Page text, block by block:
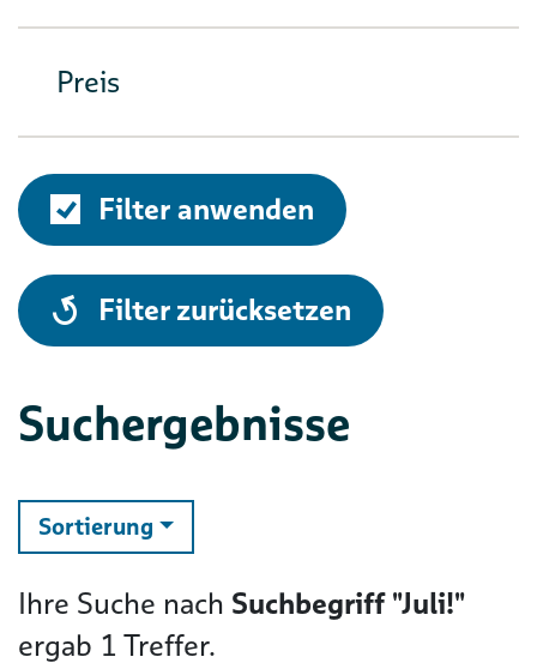
Preis
Filter anwenden
alle
Filter zurücksetzen
Suchergebnisse
Sortierung ändern
Ihre Suche nach Suchbegriff "Juli!"
ergab 1 Treffer.